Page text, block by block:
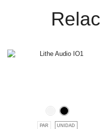
PAR UNIDAD